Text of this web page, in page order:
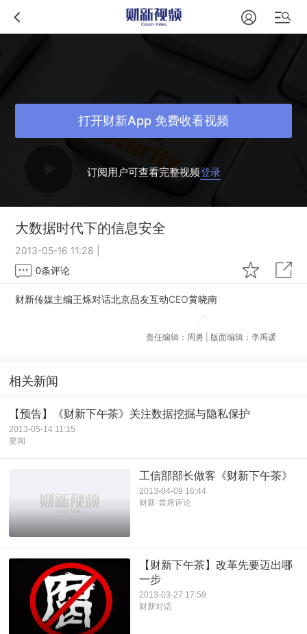
订阅用户可查看完整视频登录
打开财新App 免费收看视频
大数据时代下的信息安全
2013-05-16 11:28
0条评论
财新传媒主编王烁对话北京品友互动CEO黄晓南
责任编辑：周勇 | 版面编辑：李禹谖
相关新闻
【预告】《财新下午茶》关注数据挖掘与隐私保护
2013-05-14 11:15
要闻
工信部部长做客《财新下午茶》
2013-04-09 16:44
财新·首席评论
【财新下午茶】改革先要迈出哪
一步
2013-03-27 17:59
财新对话